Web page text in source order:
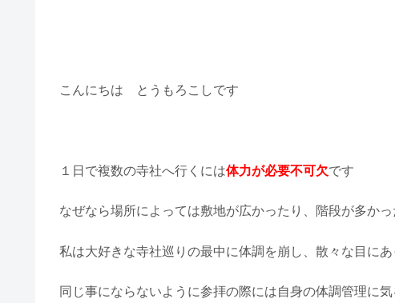
こんにちは とうもろこしです
１日で複数の寺社へ行くには体力が必要不可欠です
なぜなら場所によっては敷地が広かったり、階段が多か
私は大好きな寺社巡りの最中に体調を崩し、 散々な目に
同じ事にならないように参拝の際には自身の体調管理に